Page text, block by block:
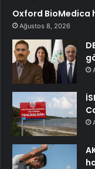
Oxford BioMedica
Ağustos 8, 2026